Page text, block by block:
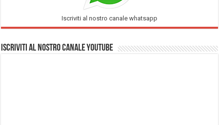
Iscriviti al nostro canale whatsapp
Iscriviti al nostro Canale Youtube